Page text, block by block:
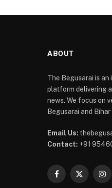
ABOUT
The Begusarai is
platform delivering
news. We focus on
Begusarai and
Email Us:
Contact: +91
Facebook
X